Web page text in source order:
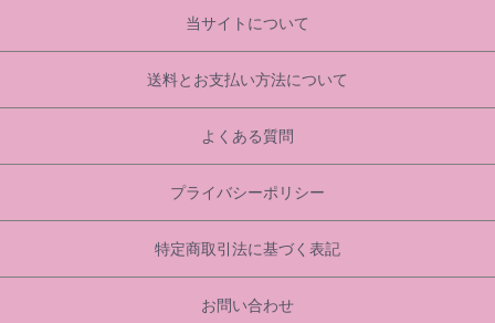
当サイトについて
送料とお支払い方法について
よくある質問
プライバシーポリシー
特定商取引法に基づく表記
お問い合わせ